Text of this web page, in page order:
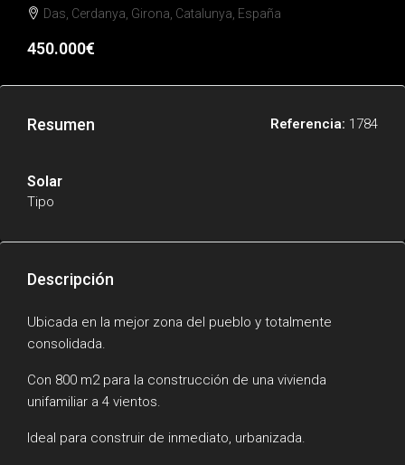
Das, Cerdanya, Girona, Catalunya, España
450.000€
Resumen Referencia: 1784
Solar
Tipo
Descripción
Ubicada en la mejor zona del pueblo y totalmente
consolidada.
Con 800 m2 para la construcción de una vivienda
unifamiliar a 4 vientos.
Ideal para construir de inmediato, urbanizada.